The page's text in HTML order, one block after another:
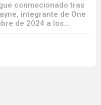
conmocionado tras
integrante de One
de 2024 a los...